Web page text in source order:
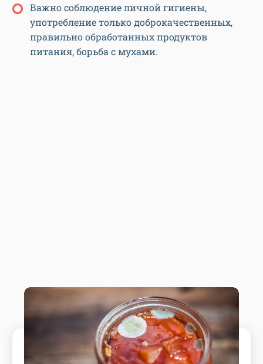
Важно соблюдение личной гигиены,
употребление только доброкачественных,
правильно обработанных продуктов
питания, борьба с мухами.